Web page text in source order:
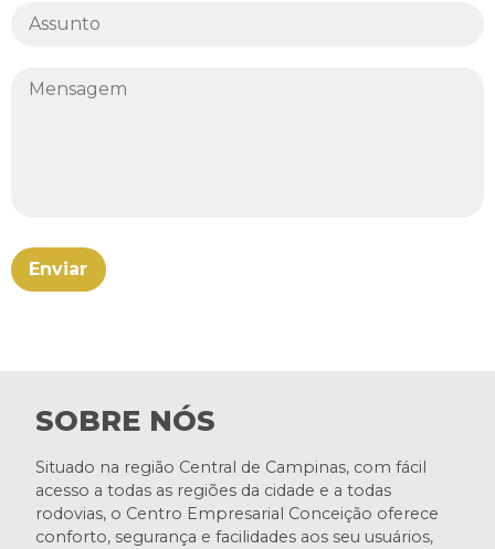
SOBRE NÓS
Situado na região Central de Campinas, com fácil
acesso a todas as regiões da cidade e a todas
rodovias, o Centro Empresarial Conceição oferece
conforto, segurança e facilidades aos seu usuários,